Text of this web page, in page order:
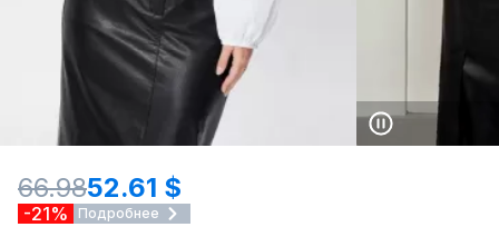
66.9852.61 $
-21% Подробнее